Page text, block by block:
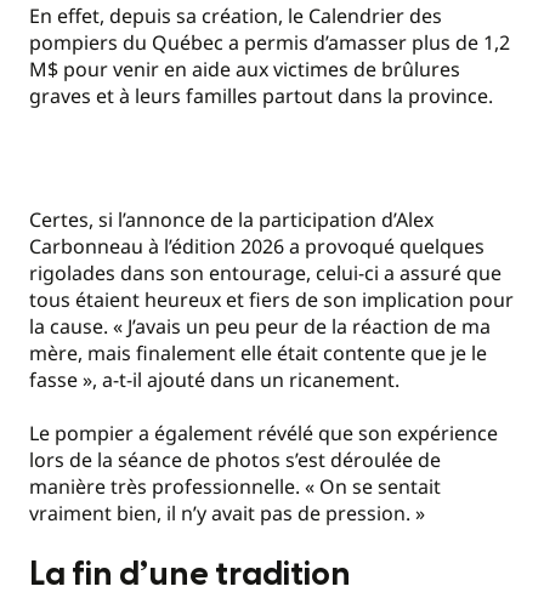
En effet, depuis sa création, le Calendrier des
pompiers du Québec a permis d’amasser plus de 1,2
M$ pour venir en aide aux victimes de brûlures
graves et à leurs familles partout dans la province.
Certes, si l’annonce de la participation d’Alex
Carbonneau à l’édition 2026 a provoqué quelques
rigolades dans son entourage, celui-ci a assuré que
tous étaient heureux et fiers de son implication pour
la cause. « J’avais un peu peur de la réaction de ma
mère, mais finalement elle était contente que je le
fasse », a-t-il ajouté dans un ricanement.
Le pompier a également révélé que son expérience
lors de la séance de photos s’est déroulée de
manière très professionnelle. « On se sentait
vraiment bien, il n’y avait pas de pression. »
La fin d’une tradition